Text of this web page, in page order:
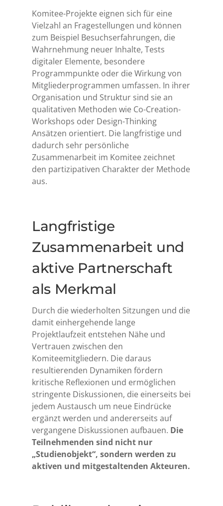
Komitee-Projekte eignen sich für eine
Vielzahl an Fragestellungen und können
zum Beispiel Besuchserfahrungen, die
Wahrnehmung neuer Inhalte, Tests
digitaler Elemente, besondere
Programmpunkte oder die Wirkung von
Mitgliederprogrammen umfassen. In ihrer
Organisation und Struktur sind sie an
qualitativen Methoden wie Co-Creation-
Workshops oder Design-Thinking
Ansätzen orientiert. Die langfristige und
dadurch sehr persönliche
Zusammenarbeit im Komitee zeichnet
den partizipativen Charakter der Methode
aus.
Langfristige
Zusammenarbeit und
aktive Partnerschaft
als Merkmal
Durch die wiederholten Sitzungen und die
damit einhergehende lange
Projektlaufzeit entstehen Nähe und
Vertrauen zwischen den
Komiteemitgliedern. Die daraus
resultierenden Dynamiken fördern
kritische Reflexionen und ermöglichen
stringente Diskussionen, die einerseits bei
jedem Austausch um neue Eindrücke
ergänzt werden und andererseits auf
vergangene Diskussionen aufbauen. Die
Teilnehmenden sind nicht nur
„Studienobjekt“, sondern werden zu
aktiven und mitgestaltenden Akteuren.